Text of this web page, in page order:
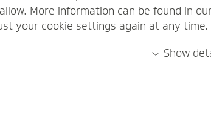
Entenbecken ihren Tagesspruch.
sind allein in den vergangenen
wir zusammenkommen“, hat
die sich bei JUUUPORT
More information can be found in
your cookie settings again at any time.
Show